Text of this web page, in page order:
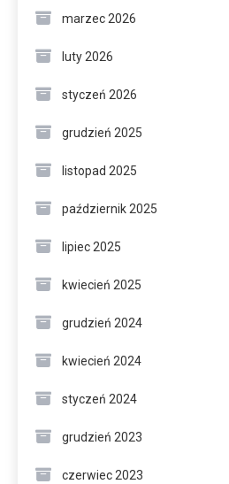
marzec 2026
luty 2026
styczeń 2026
grudzień 2025
listopad 2025
październik 2025
lipiec 2025
kwiecień 2025
grudzień 2024
kwiecień 2024
styczeń 2024
grudzień 2023
czerwiec 2023